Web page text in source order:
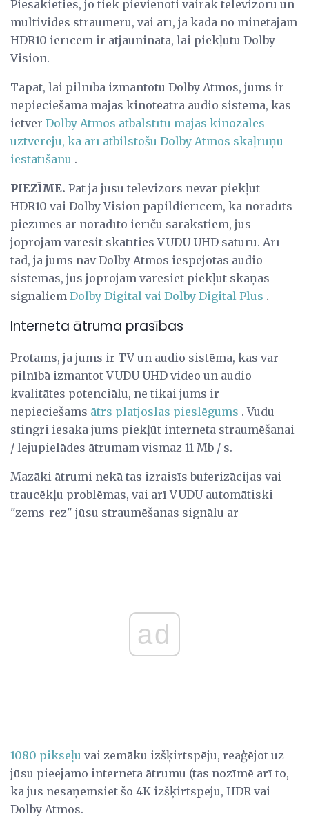
Piesakieties, jo tiek pievienoti vairāk televizoru un
multivides straumeru, vai arī, ja kāda no minētajām
HDR10 ierīcēm ir atjaunināta, lai piekļūtu Dolby
Vision.
Tāpat, lai pilnībā izmantotu Dolby Atmos, jums ir
nepieciešama mājas kinoteātra audio sistēma, kas
ietver Dolby Atmos atbalstītu mājas kinozāles
uztvērēju, kā arī atbilstošu Dolby Atmos skaļruņu
iestatīšanu .
PIEZĪME. Pat ja jūsu televizors nevar piekļūt
HDR10 vai Dolby Vision papildierīcēm, kā norādīts
piezīmēs ar norādīto ierīču sarakstiem, jūs
joprojām varēsit skatīties VUDU UHD saturu. Arī
tad, ja jums nav Dolby Atmos iespējotas audio
sistēmas, jūs joprojām varēsiet piekļūt skaņas
signāliem Dolby Digital vai Dolby Digital Plus .
Interneta ātruma prasības
Protams, ja jums ir TV un audio sistēma, kas var
pilnībā izmantot VUDU UHD video un audio
kvalitātes potenciālu, ne tikai jums ir
nepieciešams ātrs platjoslas pieslēgums . Vudu
stingri iesaka jums piekļūt interneta straumēšanai
/ lejupielādes ātrumam vismaz 11 Mb / s.
Mazāki ātrumi nekā tas izraisīs buferizācijas vai
traucēkļu problēmas, vai arī VUDU automātiski
"zems-rez" jūsu straumēšanas signālu ar
ad
1080 pikseļu vai zemāku izšķirtspēju, reaģējot uz
jūsu pieejamo interneta ātrumu (tas nozīmē arī to,
ka jūs nesaņemsiet šo 4K izšķirtspēju, HDR vai
Dolby Atmos.